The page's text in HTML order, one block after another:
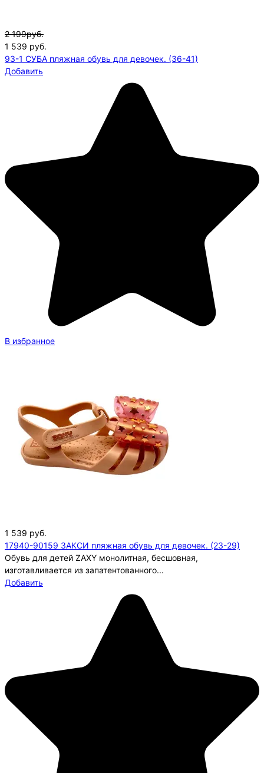
2 199руб.
1 539 руб.
93-1 СУБА пляжная обувь для девочек. (36-41)
Добавить
В избранное
1 539 руб.
17940-90159 ЗАКСИ пляжная обувь для девочек. (23-29)
Обувь для детей ZAXY монолитная, бесшовная,
изготавливается из запатентованного...
Добавить